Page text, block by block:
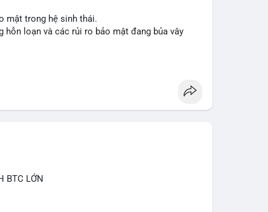
mật trong hệ sinh thái.
hỗn loạn và các rủi ro bảo mật đang bủa vây
BTC LỚN